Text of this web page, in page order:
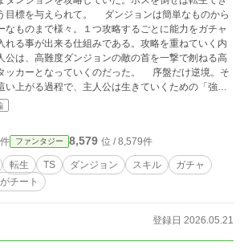
えられて。 ダンジョンは簡単なものから
なものまで様々。１つ攻略するごとに能力をガチャ
れる事が出来る仕組みである。攻略を重ねていく内
公は、高難度ダンジョンの敵の首を一撃で刎ねる高
ーとなっていくのだった。 序盤だけ逆境。そ
い上がる過程で、主人公は生きていくための「強
に入れていく。
ファンタジー 8,579 位 / 8,579件
転生 TS ダンジョン スキル
ガチャ
チート
登録日 2026.05.21